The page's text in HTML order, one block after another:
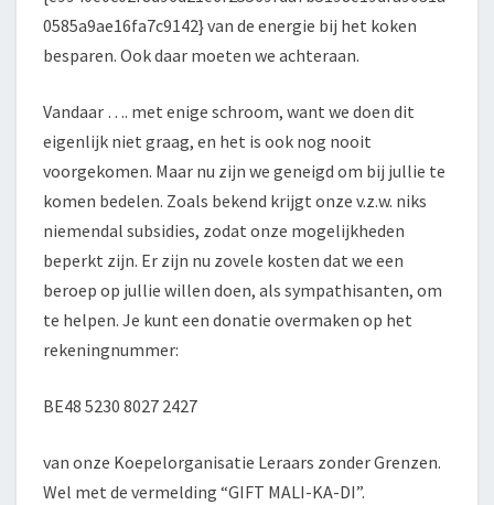
0585a9ae16fa7c9142} van de energie bij het koken
besparen. Ook daar moeten we achteraan.
Vandaar …. met enige schroom, want we doen dit
eigenlijk niet graag, en het is ook nog nooit
voorgekomen. Maar nu zijn we geneigd om bij jullie te
komen bedelen. Zoals bekend krijgt onze v.z.w. niks
niemendal subsidies, zodat onze mogelijkheden
beperkt zijn. Er zijn nu zovele kosten dat we een
beroep op jullie willen doen, als sympathisanten, om
te helpen. Je kunt een donatie overmaken op het
rekeningnummer:
BE48 5230 8027 2427
van onze Koepelorganisatie Leraars zonder Grenzen.
Wel met de vermelding “GIFT MALI-KA-DI”.